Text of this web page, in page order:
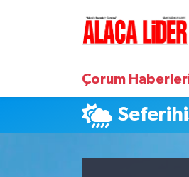
Çorum
Çorum Namaz Vakitleri